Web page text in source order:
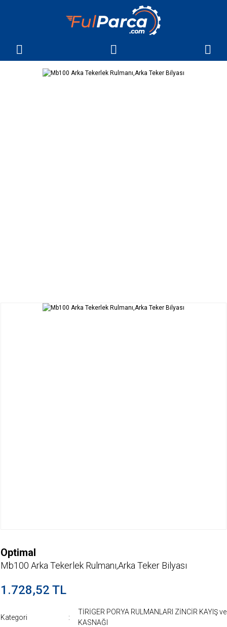
Optimal
Mb100 Arka Tekerlek Rulmanı,Arka Teker Bilyası
1.728,52 TL
Kategori
TİRİGER PORYA RULMANLARI ZİNCİR KAYIŞ ve
KASNAĞI